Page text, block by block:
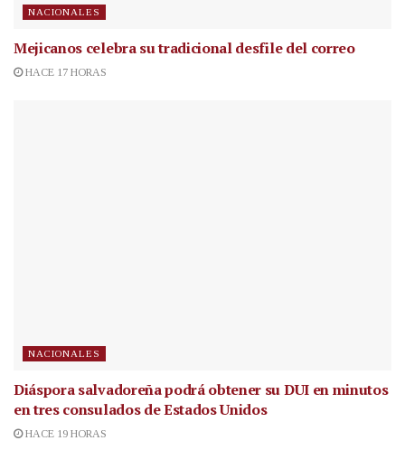
NACIONALES
Mejicanos celebra su tradicional desfile del correo
HACE 17 HORAS
NACIONALES
Diáspora salvadoreña podrá obtener su DUI en minutos
en tres consulados de Estados Unidos
HACE 19 HORAS